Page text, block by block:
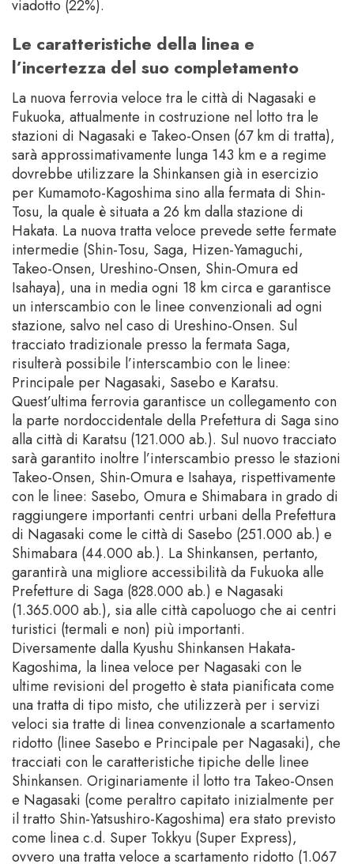
viadotto (22%).
Le caratteristiche della linea e
l’incertezza del suo completamento
La nuova ferrovia veloce tra le città di Nagasaki e
Fukuoka, attualmente in costruzione nel lotto tra le
stazioni di Nagasaki e Takeo-Onsen (67 km di tratta),
sarà approssimativamente lunga 143 km e a regime
dovrebbe utilizzare la Shinkansen già in esercizio
per Kumamoto-Kagoshima sino alla fermata di Shin-
Tosu, la quale è situata a 26 km dalla stazione di
Hakata. La nuova tratta veloce prevede sette fermate
intermedie (Shin-Tosu, Saga, Hizen-Yamaguchi,
Takeo-Onsen, Ureshino-Onsen, Shin-Omura ed
Isahaya), una in media ogni 18 km circa e garantisce
un interscambio con le linee convenzionali ad ogni
stazione, salvo nel caso di Ureshino-Onsen. Sul
tracciato tradizionale presso la fermata Saga,
risulterà possibile l’interscambio con le linee:
Principale per Nagasaki, Sasebo e Karatsu.
Quest’ultima ferrovia garantisce un collegamento con
la parte nordoccidentale della Prefettura di Saga sino
alla città di Karatsu (121.000 ab.). Sul nuovo tracciato
sarà garantito inoltre l’interscambio presso le stazioni
Takeo-Onsen, Shin-Omura e Isahaya, rispettivamente
con le linee: Sasebo, Omura e Shimabara in grado di
raggiungere importanti centri urbani della Prefettura
di Nagasaki come le città di Sasebo (251.000 ab.) e
Shimabara (44.000 ab.). La Shinkansen, pertanto,
garantirà una migliore accessibilità da Fukuoka alle
Prefetture di Saga (828.000 ab.) e Nagasaki
(1.365.000 ab.), sia alle città capoluogo che ai centri
turistici (termali e non) più importanti.
Diversamente dalla Kyushu Shinkansen Hakata-
Kagoshima, la linea veloce per Nagasaki con le
ultime revisioni del progetto è stata pianificata come
una tratta di tipo misto, che utilizzerà per i servizi
veloci sia tratte di linea convenzionale a scartamento
ridotto (linee Sasebo e Principale per Nagasaki), che
tracciati con le caratteristiche tipiche delle linee
Shinkansen. Originariamente il lotto tra Takeo-Onsen
e Nagasaki (come peraltro capitato inizialmente per
il tratto Shin-Yatsushiro-Kagoshima) era stato previsto
come linea c.d. Super Tokkyu (Super Express),
ovvero una tratta veloce a scartamento ridotto (1.067